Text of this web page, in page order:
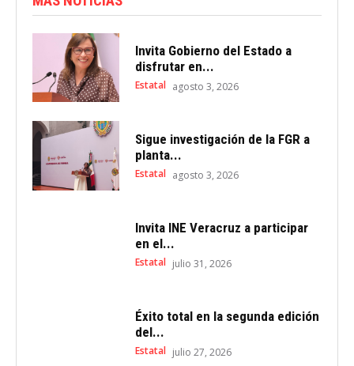
Invita Gobierno del Estado a
disfrutar en...
Estatal agosto 3, 2026
Sigue investigación de la FGR a
planta...
Estatal agosto 3, 2026
Invita INE Veracruz a participar
en el...
Estatal julio 31, 2026
Éxito total en la segunda edición
del...
Estatal julio 27, 2026